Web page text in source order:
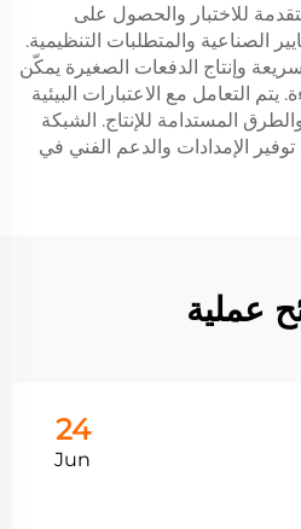
للاختبار والحصول على
الصناعية والمتطلبات التنظيمية.
وإنتاج الدفعات الصغيرة يمكّن
يتم التعامل مع الاعتبارات البيئية
المستدامة للإنتاج. الشبكة
الإمدادات والدعم الفني في
عملية
24
Jun